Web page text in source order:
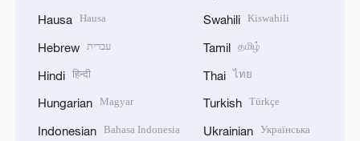
Hausa Hausa
Hebrew עברית
Hindi हिन्दी
Hungarian Magyar
Indonesian Bahasa Indonesia
Swahili Kiswahili
Tamil தமிழ்
Thai ไทย
Turkish Türkçe
Ukrainian Українська